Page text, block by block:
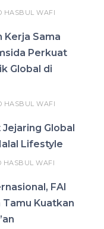
HASBUL WAFI
Sama
Perkuat
Global di
HASBUL WAFI
Global
Lifestyle
HASBUL WAFI
FAI
Tamu Kuatkan